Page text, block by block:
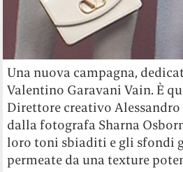
Una nuova campagna,
Valentino Garavani Vain. È
Direttore creativo
dalla fotografa Sharna
loro toni sbiaditi e gli sfondi
permeate da una texture